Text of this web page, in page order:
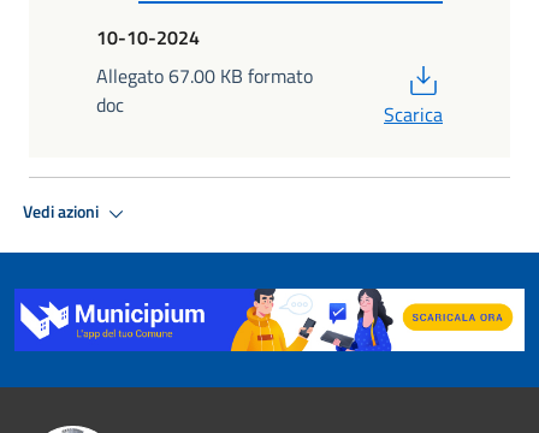
10-10-2024
Allegato 67.00 KB formato
doc
Scarica
Vedi azioni